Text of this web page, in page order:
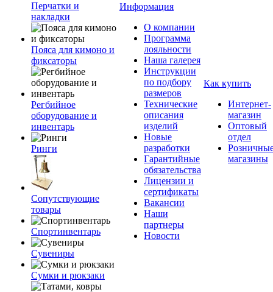
Перчатки и
накладки
Пояса для кимоно и
фиксаторы
Регбийное
оборудование и
инвентарь
Ринги
Сопутствующие
товары
Спортинвентарь
Сувениры
Сумки и рюкзаки
Информация
О компании
Программа
лояльности
Наша галерея
Инструкции
по подбору
размеров
Технические
описания
изделий
Новые
разработки
Гарантийные
обязательства
Лицензии и
сертификаты
Вакансии
Наши
партнеры
Новости
Как купить
Интернет-
магазин
Оптовый
отдел
магазины